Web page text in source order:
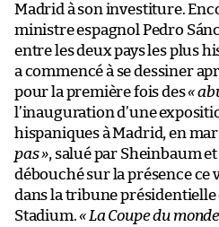
Madrid à son investiture.
ministre espagnol Pedro
entre les deux pays les plus
a commencé à se dessiner
pour la première fois des«
l’inauguration d’une
hispaniques à Madrid, en
pas», salué par Sheinbaum
débouché sur la présence ce
dans la tribune présidentielle
Stadium.« La Coupe du